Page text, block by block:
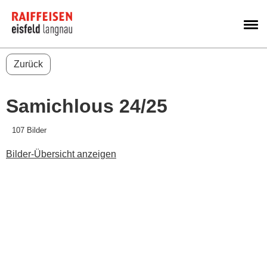
Zurück
Samichlous 24/25
107 Bilder
Bilder-Übersicht anzeigen